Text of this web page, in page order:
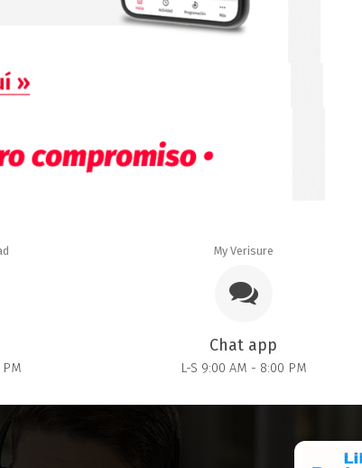
PM
My Verisure
Chat app
L-S 9:00 AM - 8:00 PM